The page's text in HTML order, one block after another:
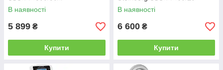
В наявності
5 899 ₴
Купити
В наявності
6 600 ₴
Купити